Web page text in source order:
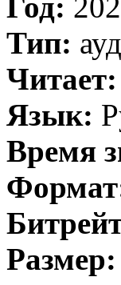
Тип:
Читает:
Язык:
Время
Размер: